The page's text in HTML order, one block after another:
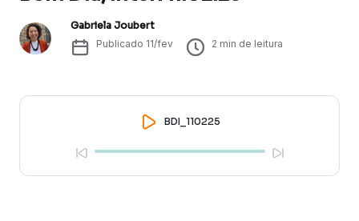
Gabriela Joubert
Publicado 11/fev 2 min de leitura
BDI_110225